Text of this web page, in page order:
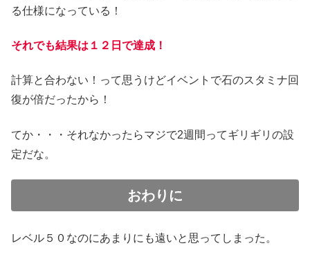
る仕様になっている！
それでも結果は１２日で達成！
計算と合わない！って思うけどイベントで石のスタミナ回
復が倍だったから！
てか・・・それなかったらマジで2週間ってギリギリの設
定だな。
おわりに
レベル５０なのにあまりにも遠いと思ってしまった。